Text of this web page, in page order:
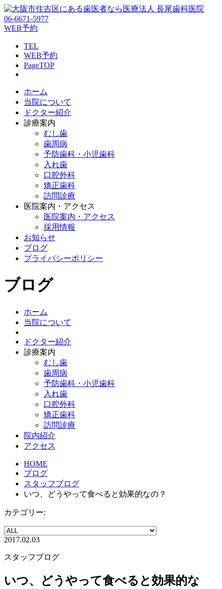
06-6671-5977
WEB予約
TEL
WEB予約
PageTOP
ホーム
当院について
ドクター紹介
診療案内
むし歯
歯周病
予防歯科・小児歯科
入れ歯
口腔外科
矯正歯科
訪問診療
医院案内・アクセス
医院案内・アクセス
採用情報
お知らせ
ブログ
プライバシーポリシー
ブログ
ホーム
当院について
ドクター紹介
診療案内
むし歯
歯周病
予防歯科・小児歯科
入れ歯
口腔外科
矯正歯科
訪問診療
院内紹介
アクセス
HOME
ブログ
スタッフブログ
いつ、どうやって食べると効果的なの？
カテゴリー:
2017.02.03
スタッフブログ
いつ、どうやって食べると効果的な